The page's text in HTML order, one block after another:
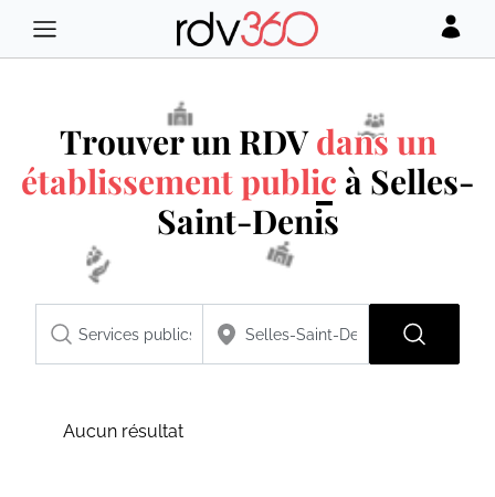
Trouver un RDVdans un
établissement public à Selles-
Saint-Denis
Aucun résultat